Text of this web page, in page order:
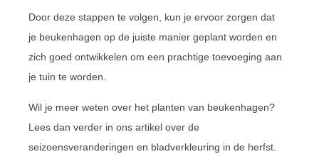
Door deze stappen te volgen, kun je ervoor zorgen dat
je beukenhagen op de juiste manier geplant worden en
zich goed ontwikkelen om een prachtige toevoeging aan
je tuin te worden.
Wil je meer weten over het planten van beukenhagen?
Lees dan verder in ons artikel over de
seizoensveranderingen en bladverkleuring in de herfst.